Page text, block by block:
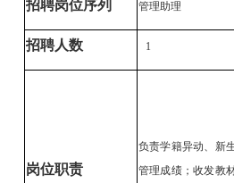
招聘岗位序列 管理助理
招聘人数 1
岗位职责
负责学籍异动、新
管理成绩；收发教